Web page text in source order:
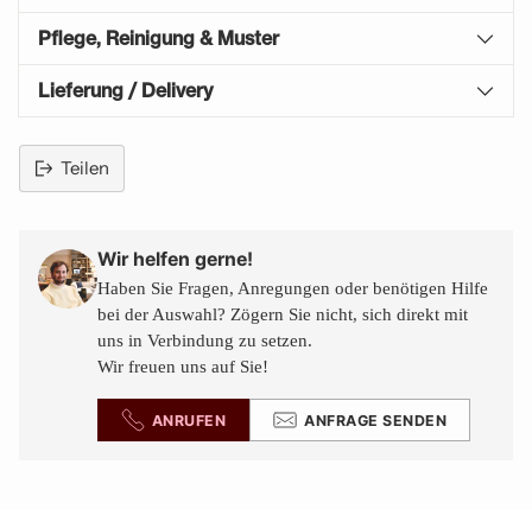
Pflege, Reinigung & Muster
Lieferung / Delivery
Teilen
den
Warenkorb
legen
Wir helfen gerne!
Haben Sie Fragen, Anregungen oder benötigen Hilfe
bei der Auswahl? Zögern Sie nicht, sich direkt mit
uns in Verbindung zu setzen.
Wir freuen uns auf Sie!
ANRUFEN ANFRAGE SENDEN